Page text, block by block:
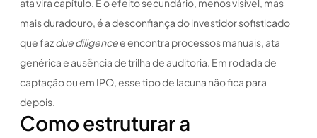
ata vira capítulo. E o efeito secundário, menos visível, mas
mais duradouro, é a desconfiança do investidor sofisticado
que fazdue diligencee encontra processos manuais, ata
genérica e ausência de trilha de auditoria. Em rodada de
captação ou em IPO, esse tipo de lacuna não fica para
depois.
Como estruturar a